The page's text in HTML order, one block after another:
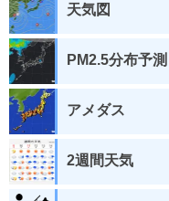
天気図
PM2.5分布予測
アメダス
2週間天気